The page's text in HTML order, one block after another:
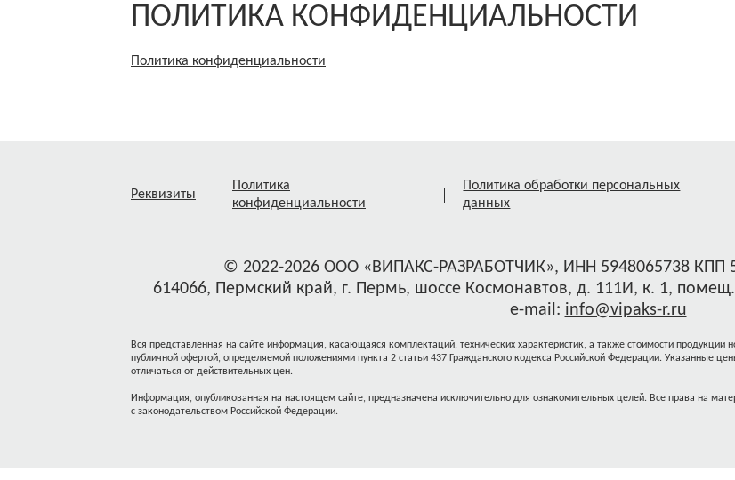
ПОЛИТИКА КОНФИДЕНЦИАЛЬНОСТИ
Политика конфиденциальности
Реквизиты
Политика
конфиденциальности
Политика обработки персональных
данных
© 2022-2026 ООО «ВИПАКС-РАЗРАБОТЧИК», ИНН 5948065738 КПП
614066, Пермский край, г. Пермь, шоссе Космонавтов, д. 111И, к. 1,
e-mail: info@vipaks-r.ru
Вся представленная на сайте информация, касающаяся комплектаций, технических характеристик, а также стоимости продукции
публичной офертой, определяемой положениями пункта 2 статьи 437 Гражданского кодекса Российской Федерации. Указанные
отличаться от действительных цен.
Информация, опубликованная на настоящем сайте, предназначена исключительно для ознакомительных целей. Все права на
с законодательством Российской Федерации.